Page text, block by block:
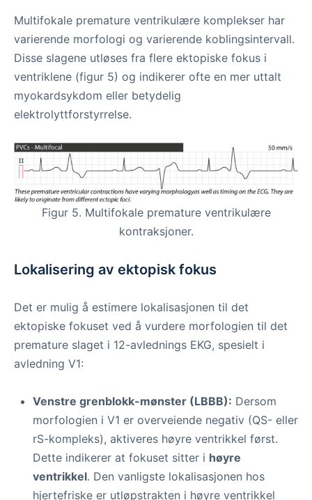
Multifokale premature ventrikulære komplekser har
varierende morfologi og varierende koblingsintervall.
Disse slagene utløses fra flere ektopiske fokus i
ventriklene (figur 5) og indikerer ofte en mer uttalt
myokardsykdom eller betydelig
elektrolyttforstyrrelse.
Figur 5. Multifokale premature ventrikulære
kontraksjoner.
Lokalisering av ektopisk fokus
Det er mulig å estimere lokalisasjonen til det
ektopiske fokuset ved å vurdere morfologien til det
premature slaget i 12-avlednings EKG, spesielt i
avledning V1:
Venstre grenblokk-mønster (LBBB): Dersom
morfologien i V1 er overveiende negativ (QS- eller
rS-kompleks), aktiveres høyre ventrikkel først.
Dette indikerer at fokuset sitter i høyre
ventrikkel. Den vanligste lokalisasjonen hos
hjertefriske er utløpstrakten i høyre ventrikkel